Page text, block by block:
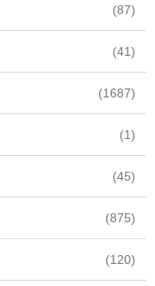
(87)
(41)
(1687)
(1)
(45)
(875)
(120)